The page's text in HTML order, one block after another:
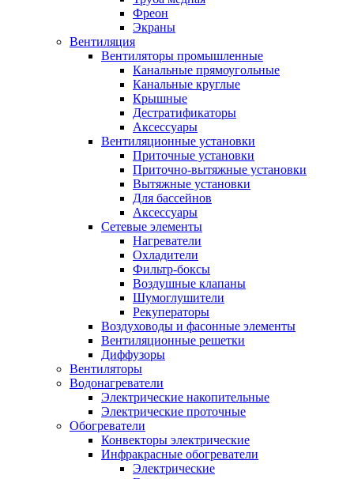
Фреон
Экраны
Вентиляция
Вентиляторы промышленные
Канальные прямоугольные
Канальные круглые
Крышные
Дестратификаторы
Аксессуары
Вентиляционные установки
Приточные установки
Приточно-вытяжные установки
Вытяжные установки
Для бассейнов
Аксессуары
Сетевые элементы
Нагреватели
Охладители
Фильтр-боксы
Воздушные клапаны
Шумоглушители
Рекуператоры
Воздуховоды и фасонные элементы
Вентиляционные решетки
Диффузоры
Вентиляторы
Водонагреватели
Электрические накопительные
Электрические проточные
Обогреватели
Конвекторы электрические
Инфракрасные обогреватели
Электрические